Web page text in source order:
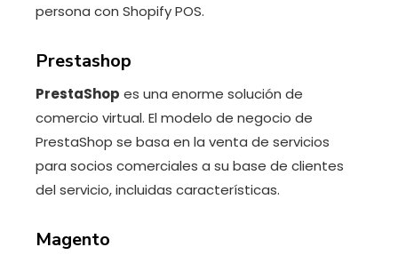
persona con Shopify POS.
Prestashop
PrestaShop es una enorme solución de
comercio virtual. El modelo de negocio de
PrestaShop se basa en la venta de servicios
para socios comerciales a su base de clientes
del servicio, incluidas características.
Magento